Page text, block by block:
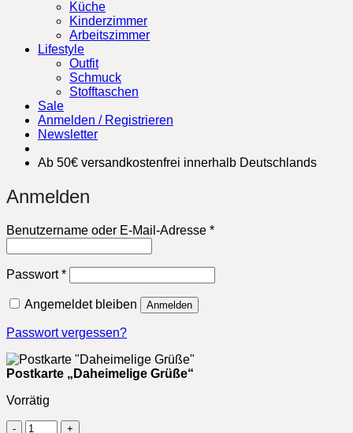
Küche
Kinderzimmer
Arbeitszimmer
Lifestyle
Outfit
Schmuck
Stofftaschen
Sale
Anmelden / Registrieren
Newsletter
Ab 50€ versandkostenfrei innerhalb Deutschlands
Anmelden
Benutzername oder E-Mail-Adresse *Erforderlich
Passwort*Erforderlich
Angemeldet bleiben Anmelden
Passwort vergessen?
Postkarte „Daheimelige Grüße“
Vorrätig
Postkarte